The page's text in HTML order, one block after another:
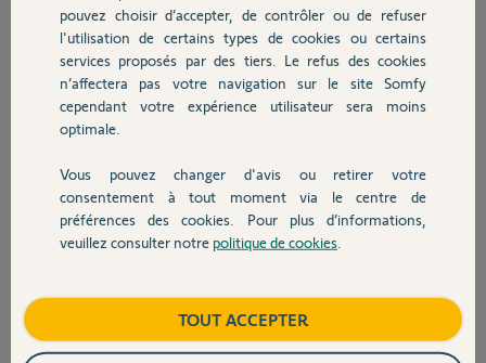
Autres produits
Devis avec un pro
Contact
Romain
il y a plus de 7 ans
Participer au fil de discussion
Réponses
une recette dans laquelle une alerte d'une caméra non-associée à la
centrale déclenche un scénario à la demande sur la HC2 (signalisation
sonore).
pouvez choisir d’accepter, de contrôler ou de refuser
l'utilisation de certains types de cookies ou certains
services proposés par des tiers. Le refus des cookies
n’affectera pas votre navigation sur le site Somfy
cependant votre expérience utilisateur sera moins
optimale.
Vous pouvez changer d'avis ou retirer votre
consentement à tout moment via le centre de
préférences des cookies. Pour plus d’informations,
veuillez consulter notre politique de cookies
TOUT ACCEPTER